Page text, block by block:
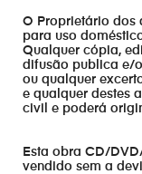
O Proprietário dos
para uso
Qualquer cópia,
difusão publica e/
ou qualquer
e qualquer destes
civil e poderá
Esta obra CD/
vendido sem a